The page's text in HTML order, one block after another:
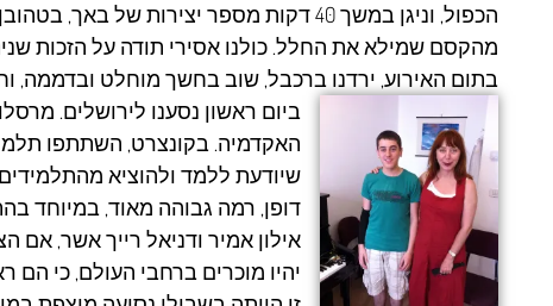
הכפול, וניגן במשך 40 דקות מספר יצירות
מהקסם שמילא את החלל. כולנו אסירי תודה על הזכות
בתום האירוע, ירדנו ברכבל, שוב בחשך מוחלט ובדממה,
ביום ראשון נסענו לירושלים.
האקדמיה. בקונצרט, השתתפו
שיודעת ללמד ולהוציא
דופן, רמה גבוהה מאוד, במיוחד
אילון אמיר ודניאל רייך אשר, אם
יהיו מוכרים ברחבי העולם, כי הם